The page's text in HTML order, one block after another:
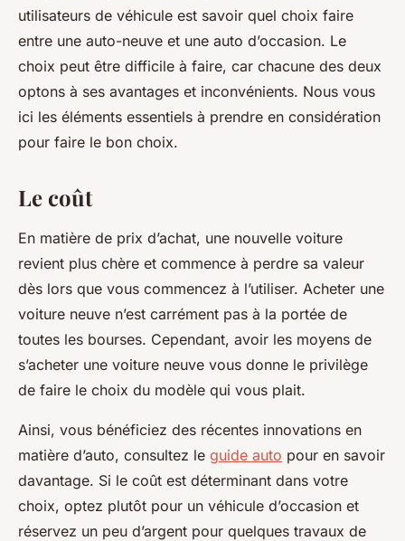
utilisateurs de véhicule est savoir quel choix faire
entre une auto-neuve et une auto d’occasion. Le
choix peut être difficile à faire, car chacune des deux
optons à ses avantages et inconvénients. Nous vous
ici les éléments essentiels à prendre en considération
pour faire le bon choix.
Le coût
En matière de prix d’achat, une nouvelle voiture
revient plus chère et commence à perdre sa valeur
dès lors que vous commencez à l’utiliser. Acheter une
voiture neuve n’est carrément pas à la portée de
toutes les bourses. Cependant, avoir les moyens de
s’acheter une voiture neuve vous donne le privilège
de faire le choix du modèle qui vous plait.
Ainsi, vous bénéficiez des récentes innovations en
matière d’auto, consultez le guide auto pour en savoir
davantage. Si le coût est déterminant dans votre
choix, optez plutôt pour un véhicule d’occasion et
réservez un peu d’argent pour quelques travaux de